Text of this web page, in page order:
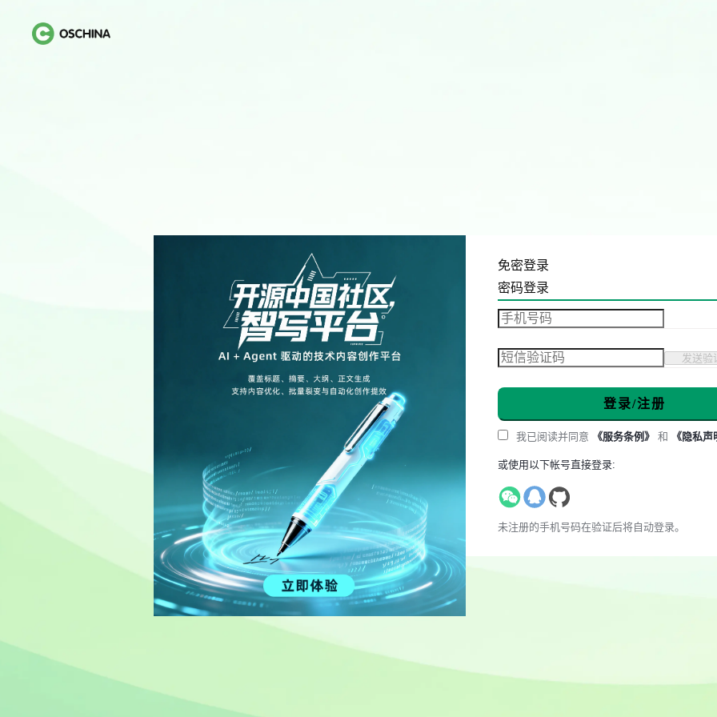
免密登录
密码登录
发送验
登录/注册
我已阅读并同意 《服务条例》 和 《隐私声
或使用以下帐号直接登录:
未注册的手机号码在验证后将自动登录。